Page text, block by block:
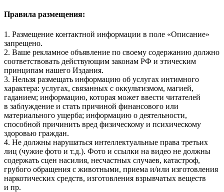
Правила размещения:
1. Размещение контактной информации в поле «Описание»
запрещено.
2. Ваше рекламное объявление по своему содержанию должно
соответствовать действующим законам РФ и этическим
принципам нашего Издания.
3. Нельзя размещать информацию об услугах интимного
характера: услугах, связанных с оккультизмом, магией,
гаданием; информацию, которая может ввести читателей
в заблуждение и стать причиной финансового или
материального ущерба; информацию о деятельности,
способной причинить вред физическому и психическому
здоровью граждан.
4. Не должны нарушаться интеллектуальные права третьих
лиц (чужие фото и т.д.). Фото и ссылки на видео не должны
содержать сцен насилия, несчастных случаев, катастроф,
грубого обращения с животными, приема и/или изготовления
наркотических средств, изготовления взрывчатых веществ
и пр.